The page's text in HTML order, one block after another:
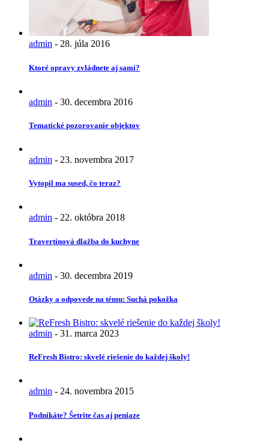
admin - 28. júla 2016
Ktoré opravy zvládnete aj sami?
admin - 30. decembra 2016
Tematické pozorovanie objektov
admin - 23. novembra 2017
Vytopil ma sused, čo teraz?
admin - 22. októbra 2018
Travertínová dlažba do kuchyne
admin - 30. decembra 2019
Otázky a odpovede na tému: Suchá pokožka
admin - 31. marca 2023
ReFresh Bistro: skvelé riešenie do každej školy!
admin - 24. novembra 2015
Podnikáte? Šetrite čas aj peniaze